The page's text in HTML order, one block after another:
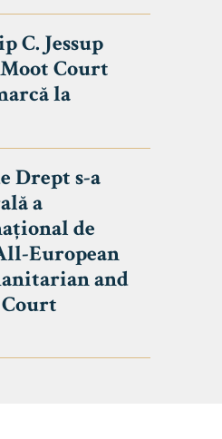
C. Jessup
Court
la
Drept s-a
a
de
European
and